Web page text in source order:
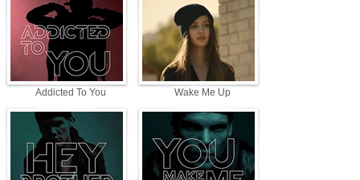
Addicted To You Wake Me Up